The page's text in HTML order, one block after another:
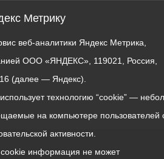
Метрику
веб-аналитики Яндекс Метрика,
ООО «ЯНДЕКС», 119021, Россия,
(далее — Яндекс).
технологию “cookie” —
на компьютере пользователей
активности.
информация не может